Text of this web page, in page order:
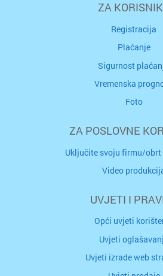
ZA
Registracija
Plaćanje
Sigurnost
Vremenska
Foto
ZA POSLOVNE
Uključite svoju firmu/obrt
Video
UVJETI I
Opći uvjeti
Uvjeti
Uvjeti izrade web